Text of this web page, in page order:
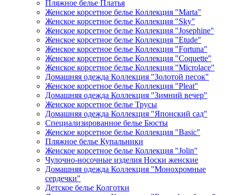
Пляжное белье Платья
Женское корсетное белье Коллекция "Marta"
Женское корсетное белье Коллекция "Sky"
Женское корсетное белье Коллекция "Josephine"
Женское корсетное белье Коллекция "Etude"
Женское корсетное белье Коллекция "Fortuna"
Женское корсетное белье Коллекция "Coquette"
Женское корсетное белье Коллекция "Microlace"
Домашняя одежда Коллекция "Золотой песок"
Женское корсетное белье Коллекция "Pleat"
Домашняя одежда Коллекция "Зимний вечер"
Женское корсетное белье Трусы
Домашняя одежда Коллекция "Японский сад"
Специализированное белье Бюсты
Женское корсетное белье Коллекция "Basic"
Пляжное белье Купальники
Женское корсетное белье Коллекция "Jolin"
Чулочно-носочные изделия Носки женские
Домашняя одежда Коллекция "Монохромные
сердечки"
Детское белье Колготки